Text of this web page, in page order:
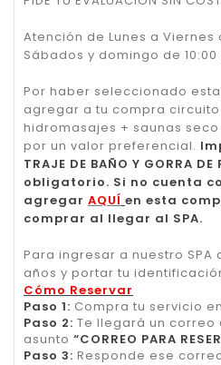
Atención de Lunes a Viernes
Sábados y domingo de 10:00
Por haber seleccionado
agregar a tu compra
hidromasajes + saunas
por un valor preferencial.
TRAJE DE BAÑO Y GORRA
obligatorio. Si no cuenta
agregar AQUÍ en esta
comprar al llegar al SPA.
Para ingresar a nuestro SPA
años y portar tu
Cómo Reservar
Paso 1: Compra tu servicio en
Paso 2: Te llegará un correo
asunto “CORREO PARA
Paso 3: Responde ese